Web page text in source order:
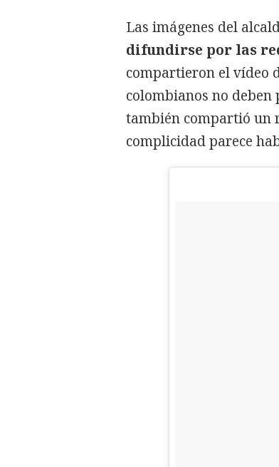
Las imágenes del
difundirse por las
compartieron el vídeo
colombianos no deben
también compartió un
complicidad parece